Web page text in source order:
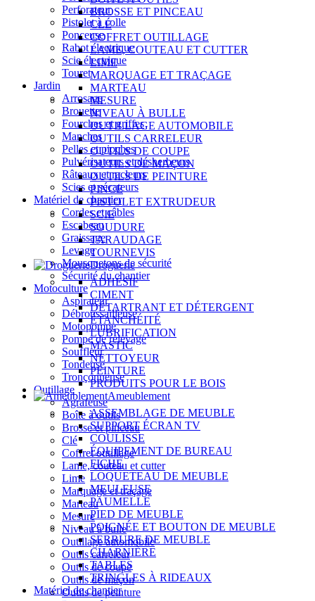
Perforateur
Pistolet à colle
Ponceuse
Rabot électrique
Scie électrique
Touret
Jardin
Arrosage
Brouette
Fourches et griffes
Manches
Pelles et pioches
Pulvérisateurs et désherbeurs
Râteaux et racleurs
Scies et sécateurs
Matériel de chantier
Cordes et câbles
Escabeau
Graissage
Levage
Mousquetons de sécurité
Sécurité du chantier
Motoculture
Aspirateur
Débroussailleuse
Motopompe
Pompe de relevage
Souffleur
Tondeuse
Tronçonneuse
Outillage
Agrafeuse
Boîte à outils
Brosse et pinceau
Clé
Coffret outillage
Lame, couteau et cutter
Lime
Marquage et traçage
Marteau
Mesure
Niveau à bulle
Outillage automobile
Outils carreleur
Outils de coupe
Outils de maçon
Outils de peinture
BROSSE ET PINCEAU
CLÉ
COFFRET OUTILLAGE
LAME, COUTEAU ET CUTTER
LIME
MARQUAGE ET TRAÇAGE
MARTEAU
MESURE
NIVEAU À BULLE
OUTILLAGE AUTOMOBILE
OUTILS CARRELEUR
OUTILS DE COUPE
OUTILS DE MAÇON
OUTILS DE PEINTURE
PINCE
PISTOLET EXTRUDEUR
SCIE
SOUDURE
TARAUDAGE
TOURNEVIS
Droguerie
ADHÉSIF
CIMENT
DÉTARTRANT ET DÉTERGENT
ÉTANCHÉITÉ
LUBRIFICATION
MASTIC
NETTOYEUR
PEINTURE
PRODUITS POUR LE BOIS
Ameublement
ASSEMBLAGE DE MEUBLE
SUPPORT ÉCRAN TV
COULISSE
ÉQUIPEMENT DE BUREAU
FICHE
LOQUETEAU DE MEUBLE
MEULEUSE
PAUMELLE
PIED DE MEUBLE
POIGNÉE ET BOUTON DE MEUBLE
SERRURE DE MEUBLE
CHARNIÈRE
TABLES
TRINGLES À RIDEAUX
Matériel de chantier